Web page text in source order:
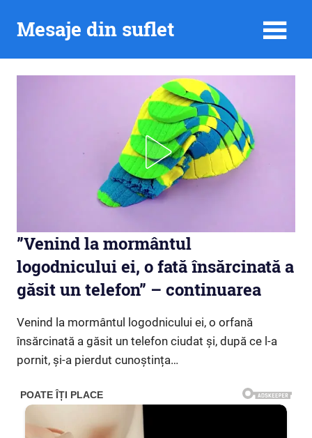
Mesaje din suflet
”Venind la mormântul
logodnicului ei, o fată însărcinată a
găsit un telefon” – continuarea
Venind la mormântul logodnicului ei, o orfană
însărcinată a găsit un telefon ciudat și, după ce l-a
pornit, și-a pierdut cunoștința…